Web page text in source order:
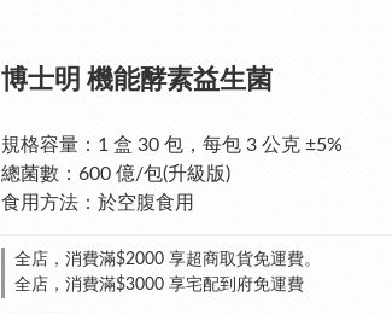
博士明 機能酵素益生菌
規格容量：1 盒 30 包，每包 3 公克 ±5%
總菌數：600 億/包(升級版)
食用方法：於空腹食用
全店，消費滿$2000 享超商取貨免運費。
全店，消費滿$3000 享宅配到府免運費